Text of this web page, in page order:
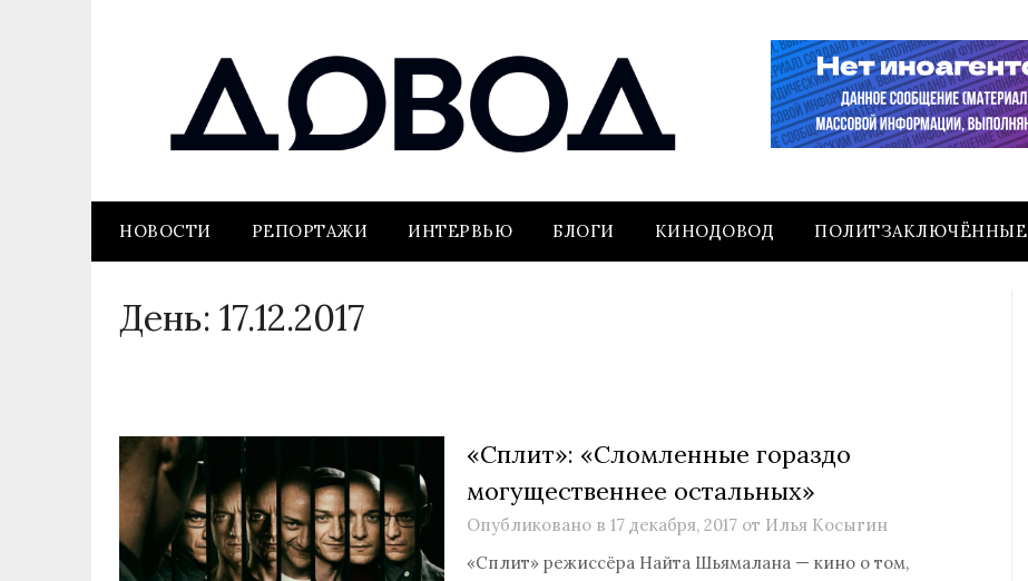
НОВОСТИ РЕПОРТАЖИ ИНТЕРВЬЮ БЛОГИ КИНОДОВОД ПОЛИТЗАКЛЮЧЁННЫЕ
День: 17.12.2017
«Сплит»: «Сломленные гораздо
могущественнее остальных»
Опубликовано в 17 декабря, 2017от Илья Косыгин
«Сплит» режиссёра Найта Шьямалана — кино о том,